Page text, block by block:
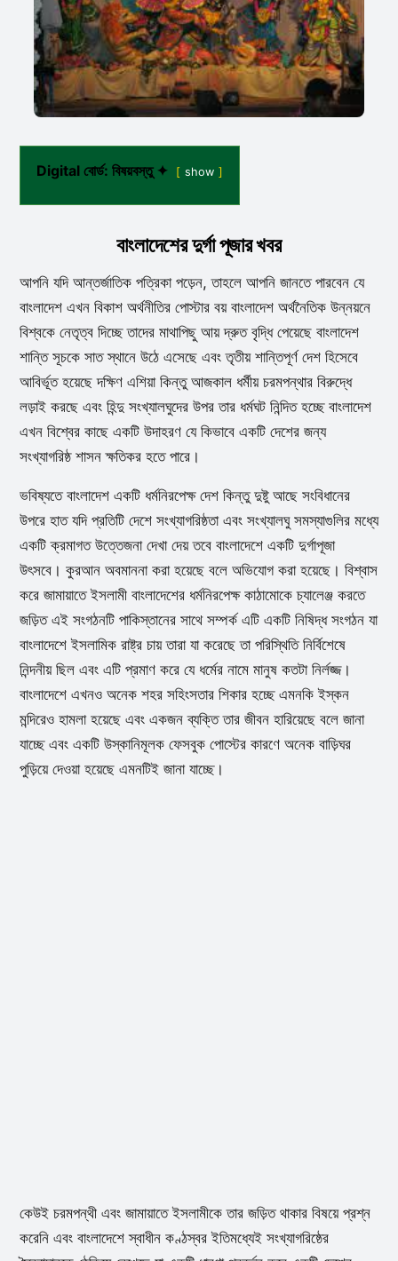
Digital বোর্ড: বিষয়বস্তু ✦ show
বাংলাদেশের দুর্গা পূজার খবর
আপনি যদি আন্তর্জাতিক পত্রিকা পড়েন, তাহলে আপনি জানতে পারবেন যে
বাংলাদেশ এখন বিকাশ অর্থনীতির পোস্টার বয় বাংলাদেশ অর্থনৈতিক উন্নয়নে
বিশ্বকে নেতৃত্ব দিচ্ছে তাদের মাথাপিছু আয় দ্রুত বৃদ্ধি পেয়েছে বাংলাদেশ
শান্তি সূচকে সাত স্থানে উঠে এসেছে এবং তৃতীয় শান্তিপূর্ণ দেশ হিসেবে
আবির্ভূত হয়েছে দক্ষিণ এশিয়া কিন্তু আজকাল ধর্মীয় চরমপন্থার বিরুদ্ধে
লড়াই করছে এবং হিন্দু সংখ্যালঘুদের উপর তার ধর্মঘট নিন্দিত হচ্ছে বাংলাদেশ
এখন বিশ্বের কাছে একটি উদাহরণ যে কিভাবে একটি দেশের জন্য
সংখ্যাগরিষ্ঠ শাসন ক্ষতিকর হতে পারে।
ভবিষ্যতে বাংলাদেশ একটি ধর্মনিরপেক্ষ দেশ কিন্তু দুষ্টু আছে সংবিধানের
উপরে হাত যদি প্রতিটি দেশে সংখ্যাগরিষ্ঠতা এবং সংখ্যালঘু সমস্যাগুলির মধ্যে
একটি ক্রমাগত উত্তেজনা দেখা দেয় তবে বাংলাদেশে একটি দুর্গাপূজা
উৎসবে। কুরআন অবমাননা করা হয়েছে বলে অভিযোগ করা হয়েছে। বিশ্বাস
করে জামায়াতে ইসলামী বাংলাদেশের ধর্মনিরপেক্ষ কাঠামোকে চ্যালেঞ্জ করতে
জড়িত এই সংগঠনটি পাকিস্তানের সাথে সম্পর্ক এটি একটি নিষিদ্ধ সংগঠন যা
বাংলাদেশে ইসলামিক রাষ্ট্র চায় তারা যা করেছে তা পরিস্থিতি নির্বিশেষে
নিন্দনীয় ছিল এবং এটি প্রমাণ করে যে ধর্মের নামে মানুষ কতটা নির্লজ্জ।
বাংলাদেশে এখনও অনেক শহর সহিংসতার শিকার হচ্ছে এমনকি ইস্কন
মন্দিরেও হামলা হয়েছে এবং একজন ব্যক্তি তার জীবন হারিয়েছে বলে জানা
যাচ্ছে এবং একটি উস্কানিমূলক ফেসবুক পোস্টের কারণে অনেক বাড়িঘর
পুড়িয়ে দেওয়া হয়েছে এমনটিই জানা যাচ্ছে।
কেউই চরমপন্থী এবং জামায়াতে ইসলামীকে তার জড়িত থাকার বিষয়ে প্রশ্ন
করেনি এবং বাংলাদেশে স্বাধীন কণ্ঠস্বর ইতিমধ্যেই সংখ্যাগরিষ্ঠের